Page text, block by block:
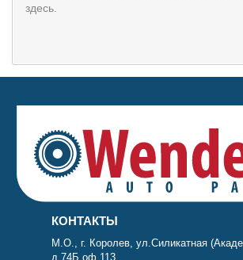
здесь.
КОНТАКТЫ
М.О., г. Королев, ул.Силикатная
д.74Б оф.113